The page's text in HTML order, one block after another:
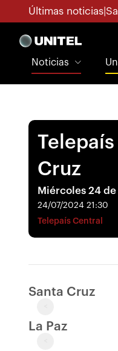
Últimas noticias
Noticias
Cruz
Miércoles 24
24/07/2024 21:30
Telepaís Central
Santa Cruz
La Paz